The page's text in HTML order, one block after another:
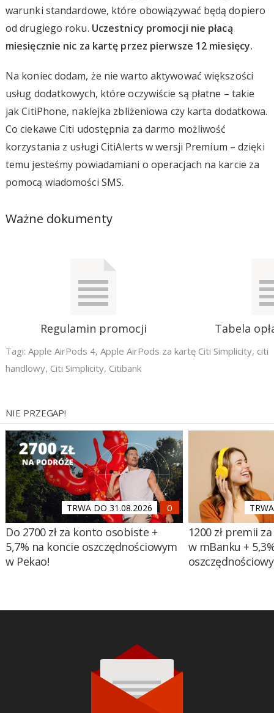
warunki standardowe, które obowiązywać będą dopiero
od drugiego roku. Uczestnicy promocji nie płacą
miesięcznie nic za kartę przez pierwsze 12 miesięcy.
Na koniec dodam, że nie warto aktywować większości
usług dodatkowych, które oczywiście są płatne – takie
jak CitiPhone, naklejka zbliżeniowa czy karta dodatkowa.
Co ciekawe Citi udostępnia za darmo możliwość
korzystania z usługi CitiAlerts w wersji Premium – dzięki
temu jesteśmy powiadamiani o operacjach na karcie za
pomocą wiadomości SMS.
Ważne dokumenty
Regulamin promocji Tabela
Tagi: Apple AirPods 4, Apple AirPods za kartę Citi Simplicity, citi
handlowy, Citi Simplicity, Citibank
NIE PRZEGAP!
TRWA DO 31.08.2026
Do 2700 zł za konto osobiste +
5,7% na koncie oszczędnościowym
w Pekao!
1200 zł premii
w mBanku +